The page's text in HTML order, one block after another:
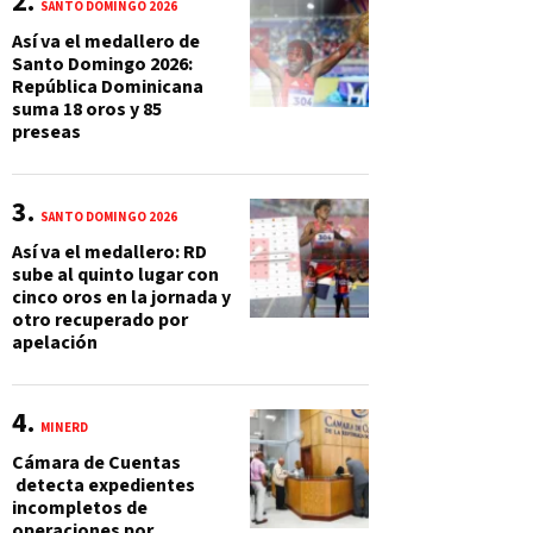
SANTO DOMINGO 2026
Así va el medallero de
Santo Domingo 2026:
República Dominicana
suma 18 oros y 85
preseas
SANTO DOMINGO 2026
Así va el medallero: RD
sube al quinto lugar con
cinco oros en la jornada y
otro recuperado por
apelación
MINERD
Cámara de Cuentas
detecta expedientes
incompletos de